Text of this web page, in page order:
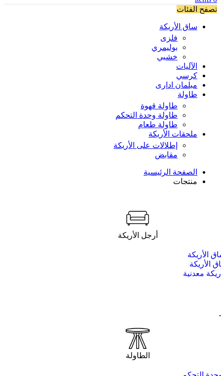
تصفح الفئات
ساق الأريكة
فلزی
بوليمري
خشبي
الآليات
كرسي
مبلمان اداری
طاولة
طاولة قهوة
طاولة وحدة التحكم
طاولة طعام
ملحقات الأريكة
إطلالات على الأريكة
مقابض
الصفحة الرئيسية
منتجات
أرجل الأريكة
الأريكة
الأريكة
معدنية
الطاولة